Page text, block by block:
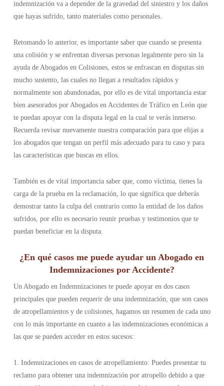
indemnización va a depender de la gravedad del siniestro y los daños
que hayas sufrido, tanto materiales como personales.
Retomando lo anterior, es importante saber que cuando se presenta
una colisión y se enfrentan diversas personas legalmente pero sin la
ayuda de Abogados en Colisiones, estos se enfrascan en disputas sin
mucho sustento, las cuales no llegan a resultados rápidos y
normalmente son abandonadas, por ello es de vital importancia estar
bien asesorados por Abogados en Accidentes de Tráfico en León que
te puedan apoyar con la disputa legal en la cual te verás inmerso.
Recuerda revisar nuevamente nuestra comparación para que elijas a
los abogados que tengan un perfil más adecuado para tu caso y para
las características que buscas en ellos.
También es de vital importancia saber que, como víctima, tienes la
carga de la prueba en la reclamación, lo que significa que deberás
demostrar tanto la culpa del contrario como la entidad de los daños
sufridos, por ello es necesario reunir pruebas y testimonios que te
puedan beneficiar en la disputa.
¿En qué casos me puede ayudar un Abogado en
Indemnizaciones por Accidente?
Un Abogado en Indemnizaciones te puede apoyar en dos casos
principales que pueden requerir de una indemnización, que son casos
de atropellamientos y de colisiones, hagamos un resumen de cada uno
con lo más importante en cuanto a las indemnizaciones económicas a
las que se pueden acceder en estos sucesos:
1. Indemnizaciones en casos de atropellamiento: Puedes presentar tu
reclamo para obtener una indemnización por atropello debido a que